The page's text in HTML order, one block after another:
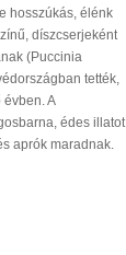
hosszúkás, élénk
díszcserjeként
(Puccinia
tették,
A
édes illatot
aprók maradnak.